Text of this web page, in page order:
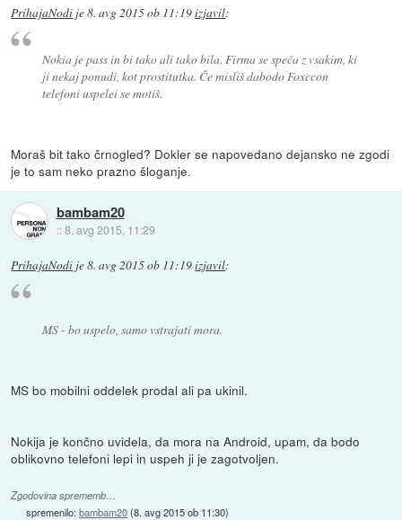
PrihajaNodi je8. avg 2015 ob 11:19izjavil:
Nokia je pass in bi tako ali tako bila. Firma se speča z vsakim, ki
ji nekaj ponudi, kot prostitutka. Če misliš dabodo Foxccon
telefoni uspelei se motiš.
Moraš bit tako črnogled? Dokler se napovedano dejansko ne zgodi
je to sam neko prazno šloganje.
bambam20
::8. avg 2015, 11:29
PrihajaNodi je8. avg 2015 ob 11:19izjavil:
MS - bo uspelo, samo vstrajati mora.
MS bo mobilni oddelek prodal ali pa ukinil.
Nokija je končno uvidela, da mora na Android, upam, da bodo
oblikovno telefoni lepi in uspeh ji je zagotvoljen.
Zgodovina sprememb…
spremenilo:bambam20(8. avg 2015 ob 11:30)